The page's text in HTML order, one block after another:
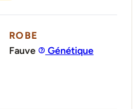
ROBE
Fauve
Génétique